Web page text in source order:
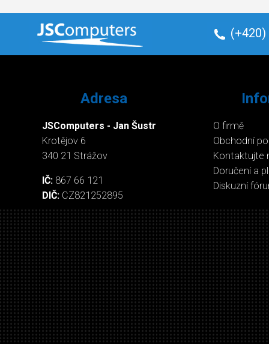
(+420)
Adresa
JSComputers - Jan Šustr
Krotějov 6
340 21 Strážov
IČ: 867 66 121
DIČ: CZ821252895
O firmě
Obchodní
Kontaktujte
Doručení a
Diskuzní